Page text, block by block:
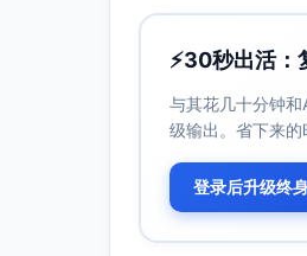
⚡30秒出活：
与其花几十分钟
级输出。省下来的
登录后升级终